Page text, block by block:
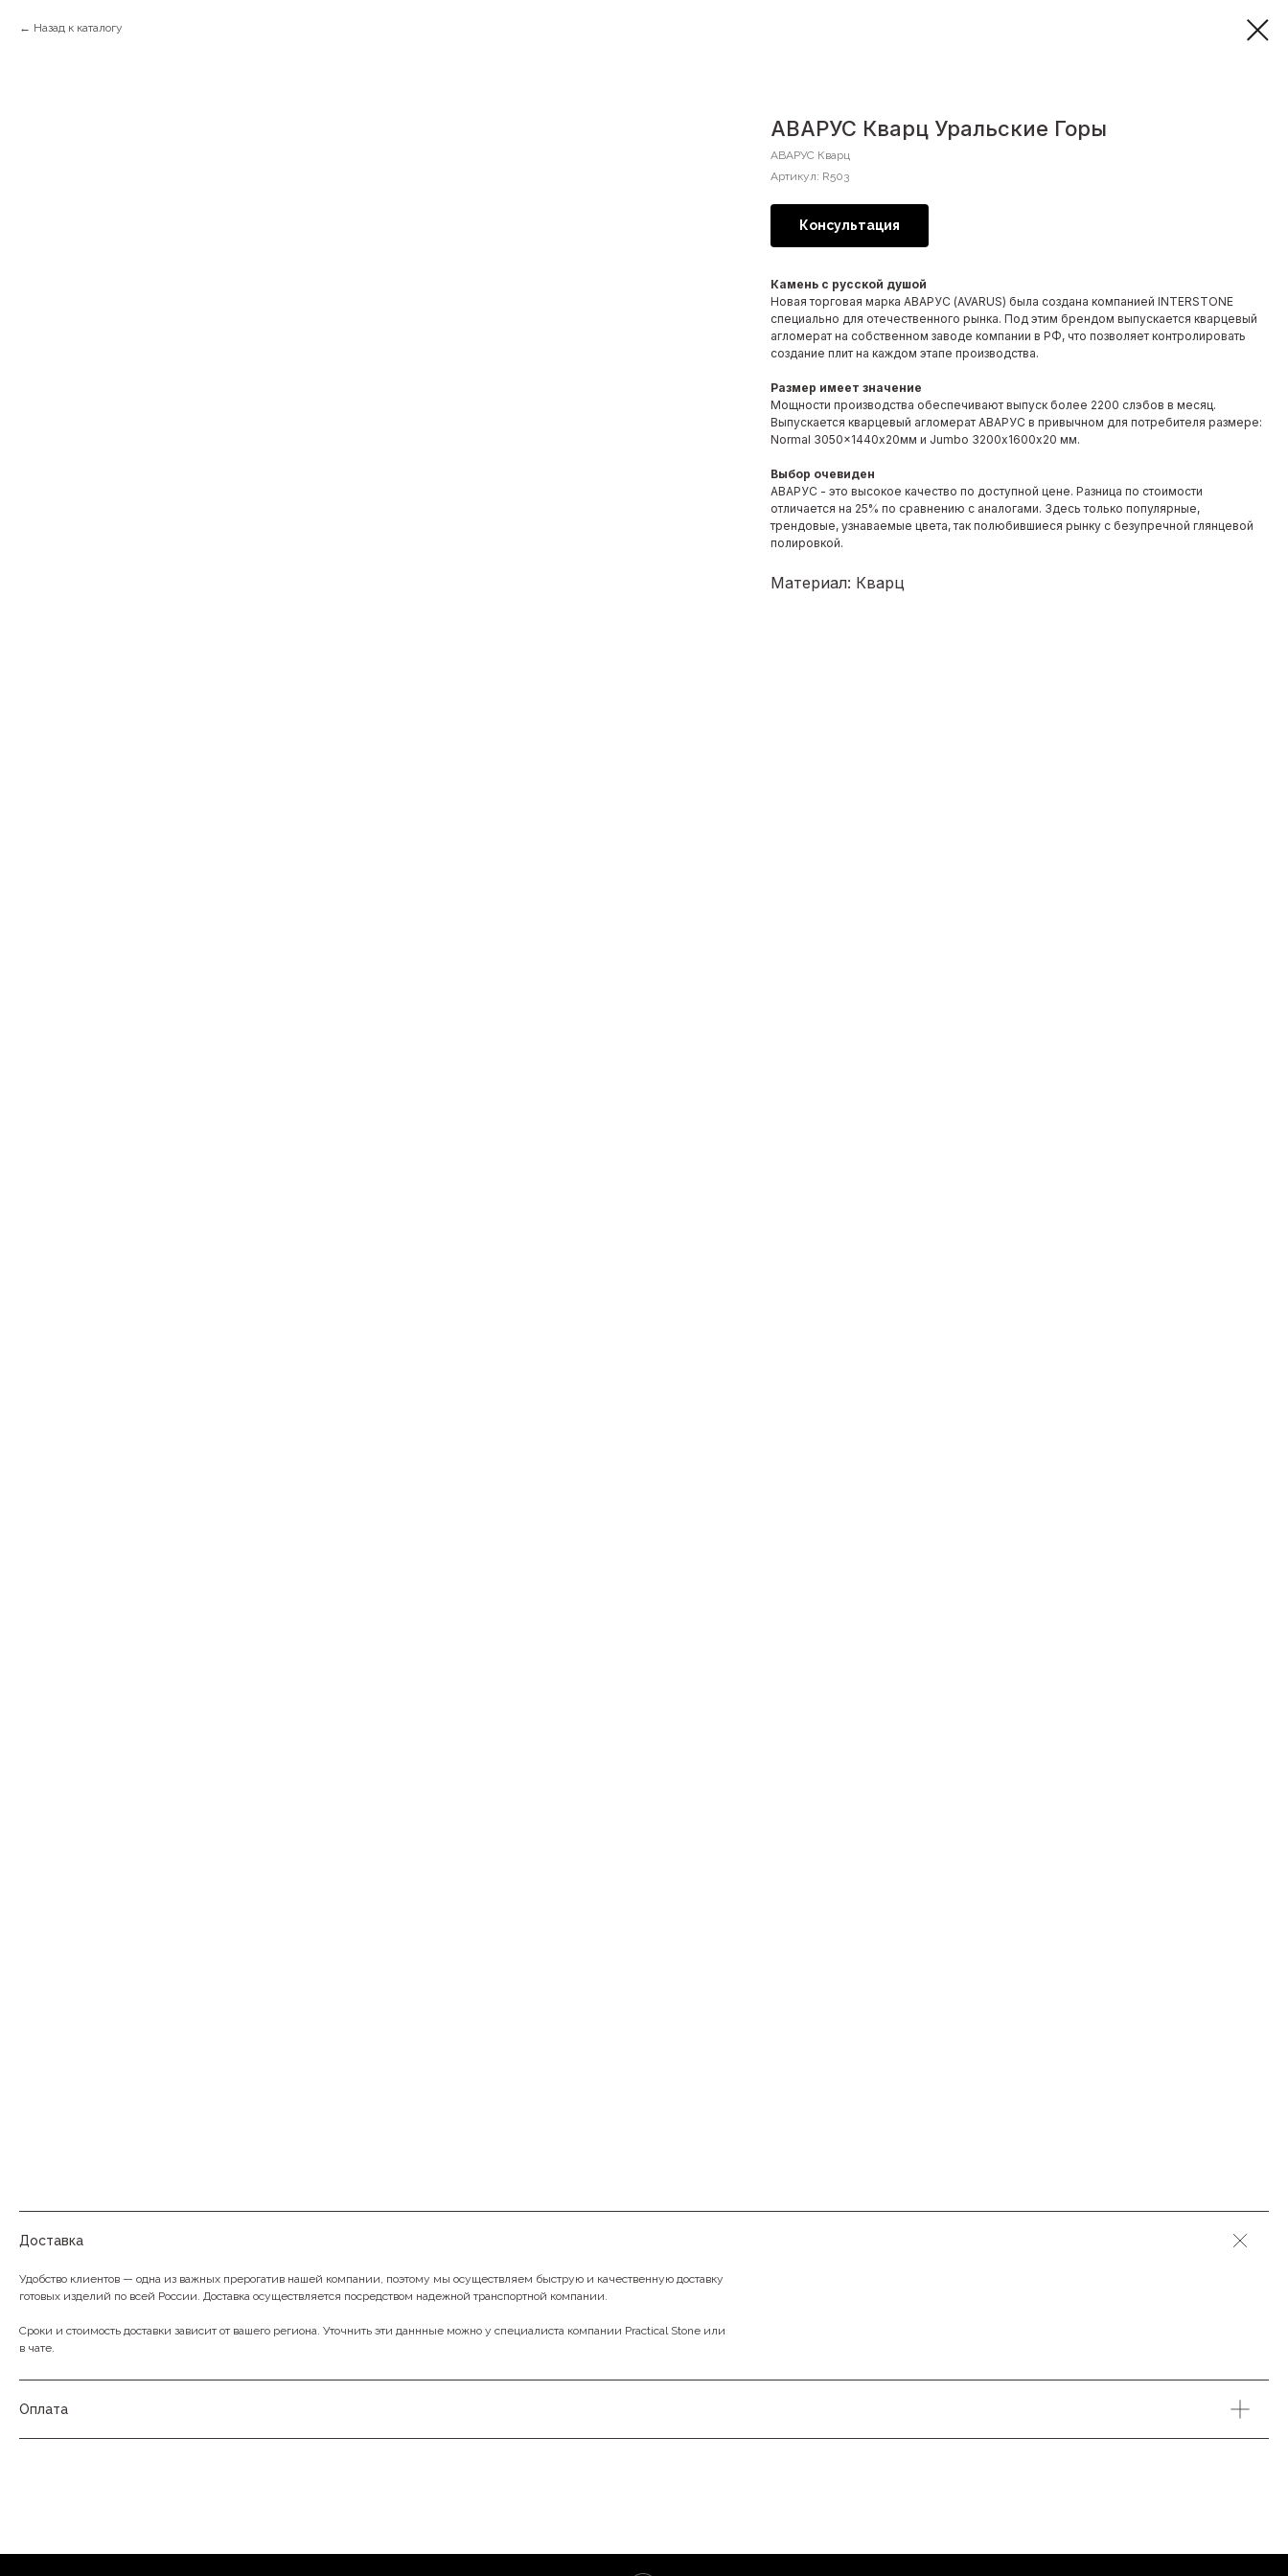
Назад к каталогу
АВАРУС Кварц Уральские Горы
АВАРУС Кварц
Артикул: R503
Консультация
Камень с русской душой
Новая торговая марка АВАРУС (AVARUS) была создана компанией INTERSTONE
специально для отечественного рынка. Под этим брендом выпускается кварцевый
агломерат на собственном заводе компании в РФ, что позволяет контролировать
создание плит на каждом этапе производства.
Размер имеет значение
Мощности производства обеспечивают выпуск более 2200 слэбов в месяц.
Выпускается кварцевый агломерат АВАРУС в привычном для потребителя размере:
Normal 3050x1440х20мм и Jumbo 3200х1600х20 мм.
Выбор очевиден
АВАРУС - это высокое качество по доступной цене. Разница по стоимости
отличается на 25% по сравнению с аналогами. Здесь только популярные,
трендовые, узнаваемые цвета, так полюбившиеся рынку с безупречной глянцевой
полировкой.
Материал: Кварц
Доставка
Удобство клиентов — одна из важных прерогатив нашей компании, поэтому мы осуществляем быструю и качественную доставку
готовых изделий по всей России. Доставка осуществляется посредством надежной транспортной компании.
Сроки и стоимость доставки зависит от вашего региона. Уточнить эти даннные можно у специалиста компании Practical Stone или
в чате.
Оплата